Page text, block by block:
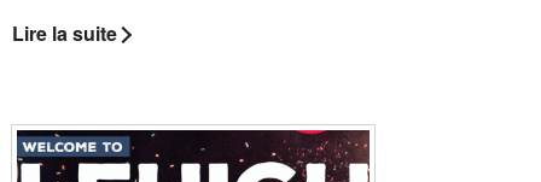
Lire la suite